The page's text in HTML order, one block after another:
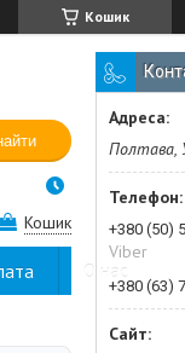
Кошик
Кошик
О нас
Полтава,
+380 (50)
Viber
+380 (63)